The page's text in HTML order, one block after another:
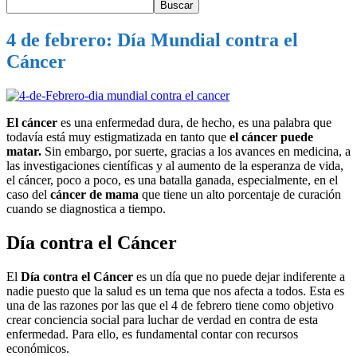
4 de febrero: Día Mundial contra el
Cáncer
El cáncer es una enfermedad dura, de hecho, es una palabra que
todavía está muy estigmatizada en tanto que el cáncer puede
matar. Sin embargo, por suerte, gracias a los avances en medicina, a
las investigaciones científicas y al aumento de la esperanza de vida,
el cáncer, poco a poco, es una batalla ganada, especialmente, en el
caso del cáncer de mama que tiene un alto porcentaje de curación
cuando se diagnostica a tiempo.
Día contra el Cáncer
El Día contra el Cáncer es un día que no puede dejar indiferente a
nadie puesto que la salud es un tema que nos afecta a todos. Esta es
una de las razones por las que el 4 de febrero tiene como objetivo
crear conciencia social para luchar de verdad en contra de esta
enfermedad. Para ello, es fundamental contar con recursos
económicos.